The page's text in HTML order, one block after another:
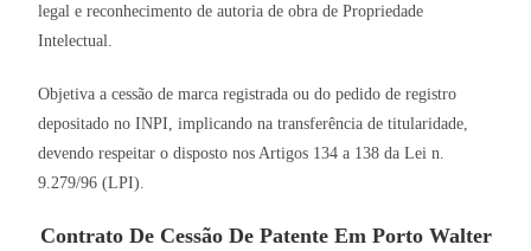
legal e reconhecimento de autoria de obra de Propriedade
Intelectual.
Objetiva a cessão de marca registrada ou do pedido de registro
depositado no INPI, implicando na transferência de titularidade,
devendo respeitar o disposto nos Artigos 134 a 138 da Lei n.
9.279/96 (LPI).
Contrato De Cessão De Patente Em Porto Walter